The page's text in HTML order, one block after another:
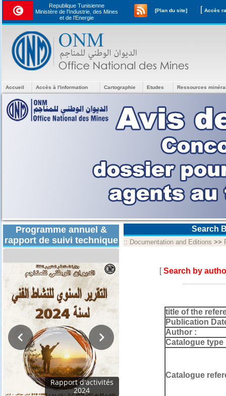
Republique Tunisienne
Ministère de l'Industrie, des Mines
et de l’Energie
[Plan du site] [
Accueil Accès à l'information Cartographie Etudes Ressources
Programme annuel &
rapport de suivi technique
Rapport d'activités
2024
Search
:: Documentation and Editions >>
[Search by
title of the
Publication
Author :
Catalogue type
Catalogue